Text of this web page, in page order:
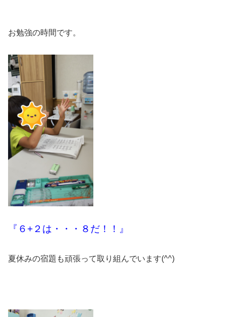
お勉強の時間です。
『６+２は・・・８だ！！』
夏休みの宿題も頑張って取り組んでいます(^^)